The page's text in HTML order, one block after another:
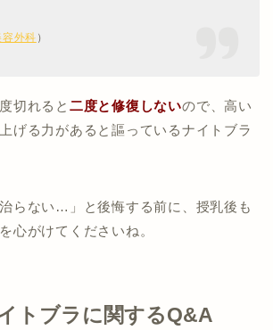
外科 ）
切れると 二度と修復しないので、高い
げる力があると謳っているナイトブラ
治らない…」と後悔する前に、授乳後も
心がけてくださいね。
トブラに関するQ&A